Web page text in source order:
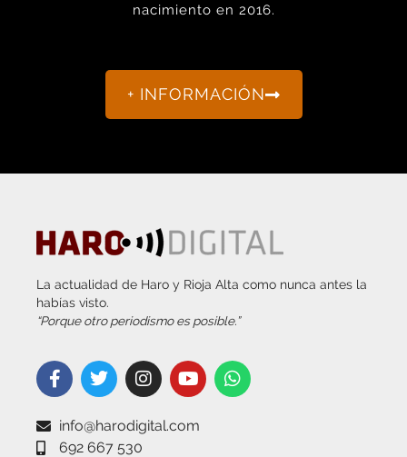
nacimiento en 2016.
+ INFORMACIÓN
La actualidad de Haro y Rioja Alta como nunca antes la
habías visto.
“Porque otro periodismo es posible.”
info@harodigital.com
692 667 530